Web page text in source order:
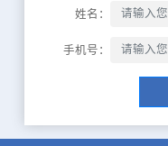
姓名：
手机号：